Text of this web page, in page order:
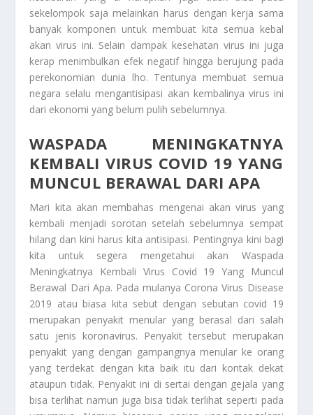
sekelompok saja melainkan harus dengan kerja sama
banyak komponen untuk membuat kita semua kebal
akan virus ini. Selain dampak kesehatan virus ini juga
kerap menimbulkan efek negatif hingga berujung pada
perekonomian dunia lho. Tentunya membuat semua
negara selalu mengantisipasi akan kembalinya virus ini
dari ekonomi yang belum pulih sebelumnya.
WASPADA MENINGKATNYA
KEMBALI VIRUS COVID 19 YANG
MUNCUL BERAWAL DARI APA
Mari kita akan membahas mengenai akan virus yang
kembali menjadi sorotan setelah sebelumnya sempat
hilang dan kini harus kita antisipasi. Pentingnya kini bagi
kita untuk segera mengetahui akan Waspada
Meningkatnya Kembali Virus Covid 19 Yang Muncul
Berawal Dari Apa. Pada mulanya Corona Virus Disease
2019 atau biasa kita sebut dengan sebutan covid 19
merupakan penyakit menular yang berasal dari salah
satu jenis koronavirus. Penyakit tersebut merupakan
penyakit yang dengan gampangnya menular ke orang
yang terdekat dengan kita baik itu dari kontak dekat
ataupun tidak. Penyakit ini di sertai dengan gejala yang
bisa terlihat namun juga bisa tidak terlihat seperti pada